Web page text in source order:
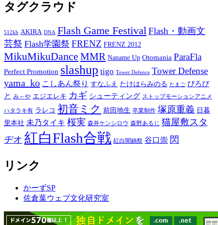
タグクラウド
512kb AKIRA DNA Flash Game FestivalFlash・動画文
芸祭 Flash学園祭 FRENZ FRENZ 2012
MikuMikuDance MMR Naname Up Otomania ParaFla
Perfect Promotion slashup tigo Tower Defence Tower Defense
yama_ko こしあん祭り すなふえ たけはらみのる たまご ぴろぴ
と み～や エジエレキ カギ シューティング ストップモーションアニメ
ハタラキ有 ラレコ 初音ミク 前田地生 卒業制作 塚原重義 日暮
里本社 未乃タイキ 桜実 森井ケンシロウ 森野あるじ 猫屋敷スタ
ヂオ 紅白Flash合戦 紅白闇鍋祭 谷口崇 閃
リンク
かーずSP
佐倉葉ウェブ文化研究室